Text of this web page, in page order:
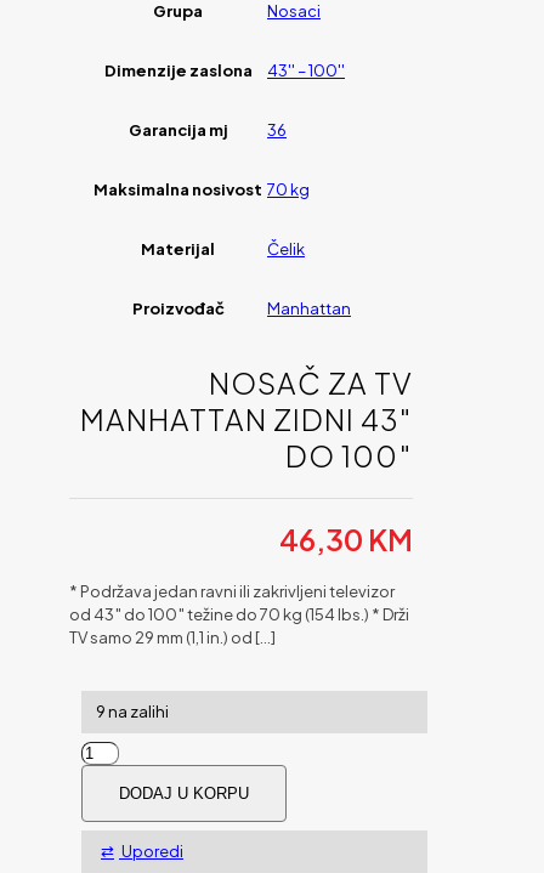
Grupa Nosaci
Dimenzije zaslona 43'' – 100''
Garancija mj 36
Maksimalna nosivost 70 kg
Materijal Čelik
Proizvođač Manhattan
NOSAČ ZA TV
MANHATTAN ZIDNI 43″
DO 100″
46,30 KM
* Podržava jedan ravni ili zakrivljeni televizor
od 43″ do 100″ težine do 70 kg (154 lbs.) * Drži
TV samo 29 mm (1,1 in.) od […]
9 na zalihi
Nosač
za
MANHATTAN
zidni
DODAJ U KORPU
Uporedi